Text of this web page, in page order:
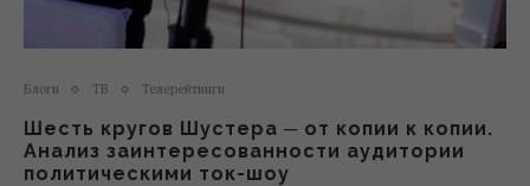
Блоги ТВ Телерейтинги
Шесть кругов Шустера ─ от копии к копии.
Анализ заинтересованности аудитории
политическими ток-шоу